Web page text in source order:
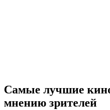
Самые лучшие
мнению зрителей